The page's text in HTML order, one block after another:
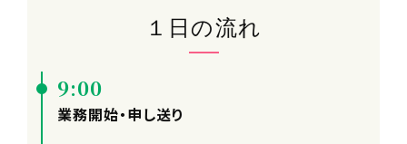
１日の流れ
9:00
業務開始・申し送り